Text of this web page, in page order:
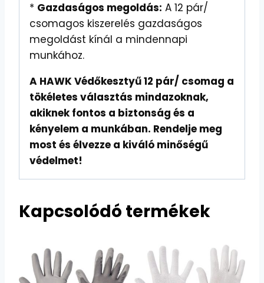
* Gazdaságos megoldás: A 12 pár/
csomagos kiszerelés gazdaságos
megoldást kínál a mindennapi
munkához.
A HAWK Védőkesztyű 12 pár/ csomag a
tökéletes választás mindazoknak,
akiknek fontos a biztonság és a
kényelem a munkában. Rendelje meg
most és élvezze a kiváló minőségű
védelmet!
Kapcsolódó termékek